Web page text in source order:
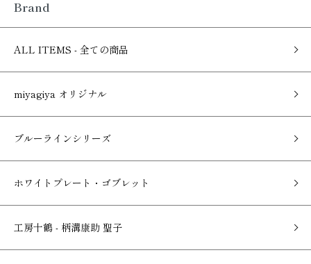
Brand
ALL ITEMS - 全ての商品
miyagiya オリジナル
ブルーラインシリーズ
ホワイトプレート・ゴブレット
工房十鶴 - 柄溝康助 聖子